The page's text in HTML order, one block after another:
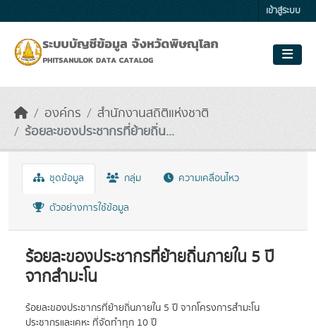
เข้าสู่ระบบ
องค์กร
สำนักงานสถิติแห่งชาติ
ร้อยละของประชากรที่ย้ายถิ่น...
ชุดข้อมูล กลุ่ม ความเคลื่อนไหว
ตัวอย่างการใช้ข้อมูล
ร้อยละของประชากรที่ย้ายถิ่นภายใน 5 ปี
จากสำมะโน
ร้อยละของประชากรที่ย้ายถิ่นภายใน 5 ปี จากโครงการสำมะโน
ประชากรและเคหะ ที่จัดทำทุก 10 ปี